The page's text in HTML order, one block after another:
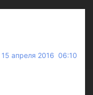
15 апреля 2016 06:10